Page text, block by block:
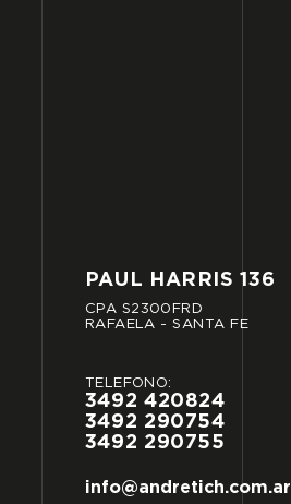
PAUL HARRIS 136
CPA S2300FRD
RAFAELA
- SANTA FE
TELÉFONO:
3492 420824
3492 290754
3492 290755
info@andretich.com.ar